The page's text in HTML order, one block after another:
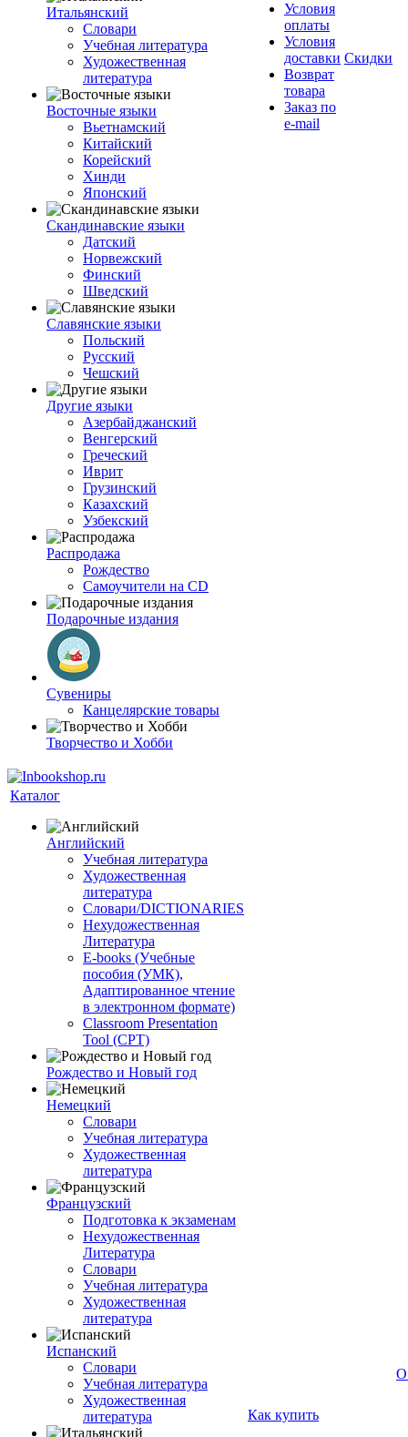
Итальянский
Словари
Учебная литература
Художественная
литература
Восточные языки
Вьетнамский
Китайский
Корейский
Хинди
Японский
Скандинавские языки
Датский
Норвежский
Финский
Шведский
Славянские языки
Польский
Русский
Чешский
Другие языки
Азербайджанский
Венгерский
Греческий
Иврит
Грузинский
Казахский
Узбекский
Распродажа
Рождество
Самоучители на CD
Подарочные издания
Сувениры
Канцелярские товары
Творчество и Хобби
Условия
оплаты
Условия
доставки
Возврат
товара
Заказ по
e-mail
Скидки
Каталог
Английский
Учебная литература
Художественная
литература
Словари/DICTIONARIES
Нехудожественная
Литература
E-books (Учебные
пособия (УМК),
Адаптированное чтение
в электронном формате)
Classroom Presentation
Tool (CPT)
Рождество и Новый год
Немецкий
Словари
Учебная литература
Художественная
литература
Французский
Подготовка к экзаменам
Нехудожественная
Литература
Словари
Учебная литература
Художественная
литература
Испанский
Словари
Учебная литература
Художественная
литература
Как купить
О